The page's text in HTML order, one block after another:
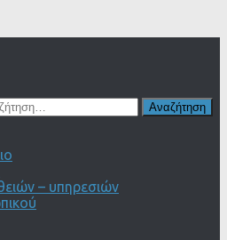
– υπηρεσιών